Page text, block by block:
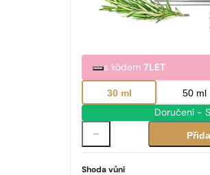
s kódem7LET
30 ml 50 ml
Doručení -
Shoda vůní